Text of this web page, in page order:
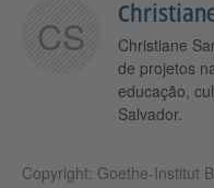
CS
Christiane
de projetos
educação,
Salvador.
Copyright: Goethe-Institut